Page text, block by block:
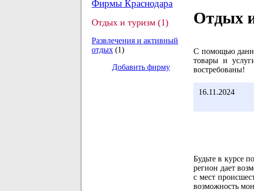
Фирмы Краснодара
Отдых и туризм (1)
Развлечения и активный
отдых (1)
Добавить фирму
Отдых
С помощью
товары и
востребованы!
16.11.2024
Будьте в курсе
регион дает
с мест
возможность